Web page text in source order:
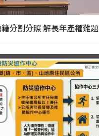
分割分照 解長年產權難題